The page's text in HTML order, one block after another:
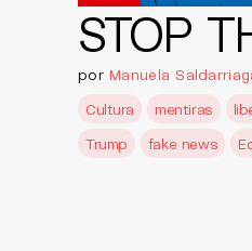
STOP
por Manuela
Cultura
mentiras
Trump
fake news